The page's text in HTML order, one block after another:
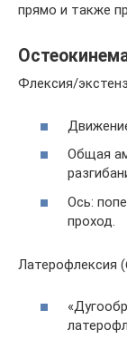
прямо и также
Флексия/
Общая
Ось:
проход.
Латерофлексия